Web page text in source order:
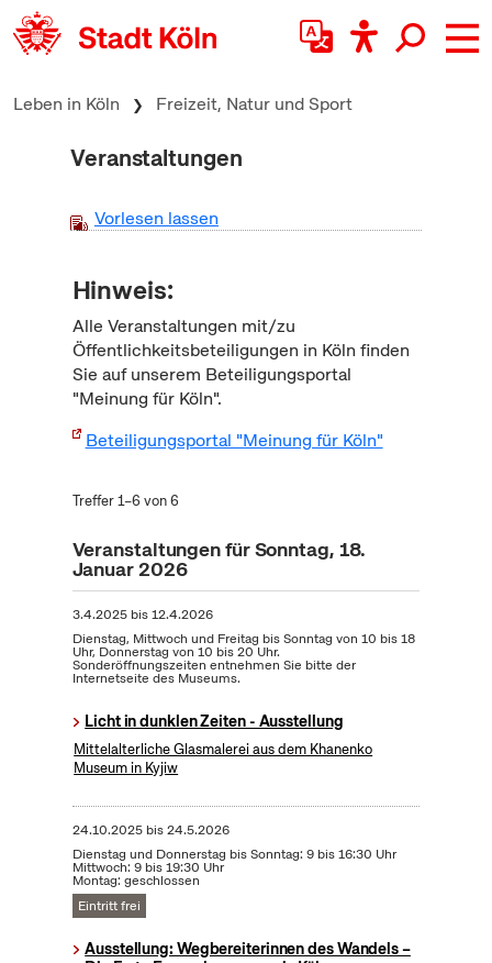
zum Inhalt springen
Leben in Köln Freizeit, Natur und Sport
Veranstaltungen
Vorlesen lassen
Hinweis:
Alle Veranstaltungen mit/zu
Öffentlichkeitsbeteiligungen in Köln finden
Sie auf unserem Beteiligungsportal
"Meinung für Köln".
Beteiligungsportal "Meinung für Köln"
Treffer 1–6 von 6
Veranstaltungen für Sonntag, 18.
Januar 2026
3.4.2025bis12.4.2026
Dienstag, Mittwoch und Freitag bis Sonntag von 10 bis 18
Uhr, Donnerstag von 10 bis 20 Uhr.
Sonderöffnungszeiten entnehmen Sie bitte der
Internetseite des Museums.
Licht in dunklen Zeiten - Ausstellung
Mittelalterliche Glasmalerei aus dem Khanenko
Museum in Kyjiw
24.10.2025bis24.5.2026
Dienstag und Donnerstag bis Sonntag: 9 bis 16:30 Uhr
Mittwoch: 9 bis 19:30 Uhr
Montag: geschlossen
Eintritt frei
Ausstellung: Wegbereiterinnen des Wandels –